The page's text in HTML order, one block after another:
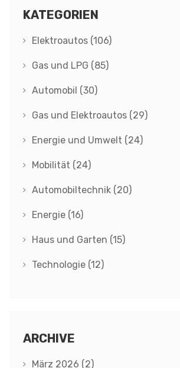
KATEGORIEN
Elektroautos (106)
Gas und LPG (85)
Automobil (30)
Gas und Elektroautos (29)
Energie und Umwelt (24)
Mobilität (24)
Automobiltechnik (20)
Energie (16)
Haus und Garten (15)
Technologie (12)
ARCHIVE
März 2026 (2)